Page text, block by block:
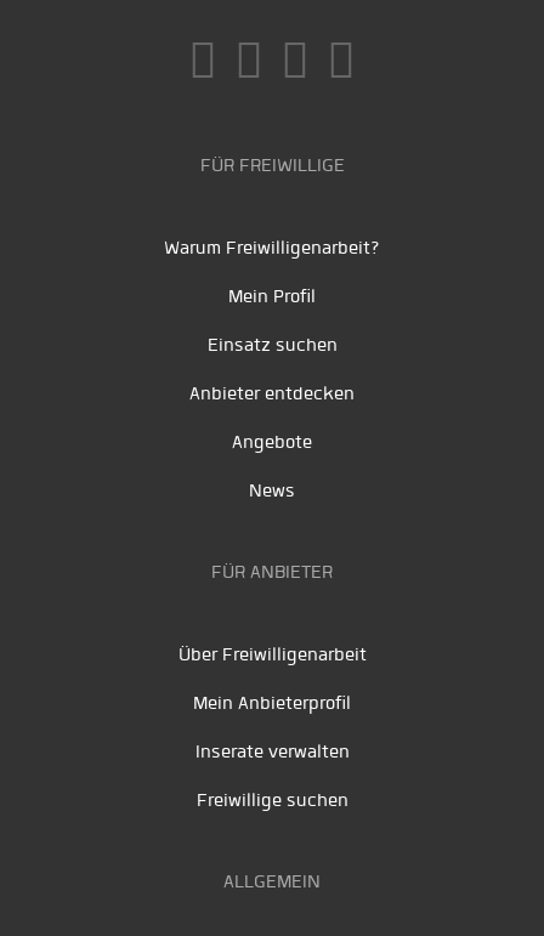
FÜR FREIWILLIGE
Warum Freiwilligenarbeit?
Mein Profil
Einsatz suchen
Anbieter entdecken
Angebote
News
FÜR ANBIETER
Über Freiwilligenarbeit
Mein Anbieterprofil
Inserate verwalten
Freiwillige suchen
ALLGEMEIN